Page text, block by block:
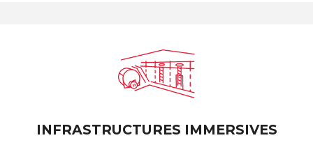
INFRASTRUCTURES IMMERSIVES